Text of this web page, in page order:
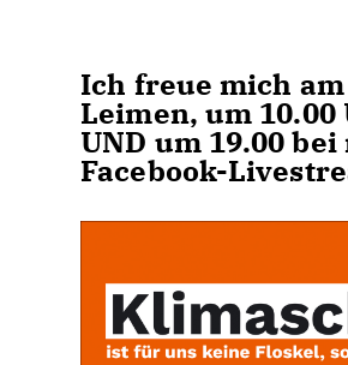
Ich freue mich
Leimen, um
UND um 19.00
Facebook-